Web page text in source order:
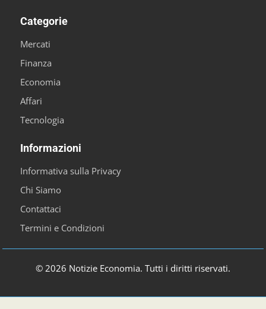
Categorie
Mercati
Finanza
Economia
Affari
Tecnologia
Informazioni
Informativa sulla Privacy
Chi Siamo
Contattaci
Termini e Condizioni
© 2026 Notizie Economia. Tutti i diritti riservati.